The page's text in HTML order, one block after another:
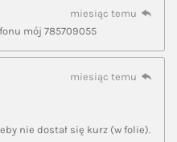
miesiąc temu
mój 785709055
miesiąc temu
nie dostał się kurz (w folie).